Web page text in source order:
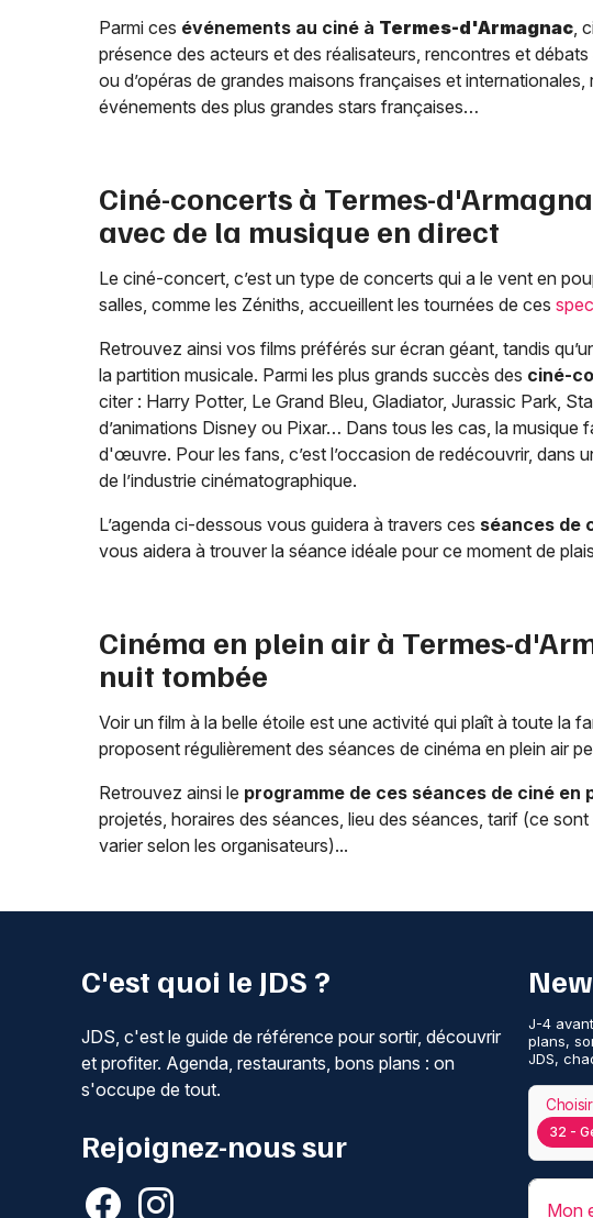
Parmi ces événements au ciné à Termes-d'Armagnac,
présence des acteurs et des réalisateurs, rencontres et
ou d’opéras de grandes maisons françaises et
événements des plus grandes stars françaises…
Ciné-concerts à Termes-
avec de la musique en direct
Le ciné-concert, c’est un type de concerts qui a le vent en
salles, comme les Zéniths, accueillent les tournées de ces
Retrouvez ainsi vos films préférés sur écran géant, tandis
la partition musicale. Parmi les plus grands succès des ciné-
citer : Harry Potter, Le Grand Bleu, Gladiator, Jurassic Park,
d’animations Disney ou Pixar… Dans tous les cas, la
d'œuvre. Pour les fans, c’est l’occasion de redécouvrir, dans
de l’industrie cinématographique.
L’agenda ci-dessous vous guidera à travers ces séances de
vous aidera à trouver la séance idéale pour ce moment de
Cinéma en plein air à Termes-
nuit tombée
Voir un film à la belle étoile est une activité qui plaît à toute la
proposent régulièrement des séances de cinéma en plein air
Retrouvez ainsi le programme de ces séances de ciné en
projetés, horaires des séances, lieu des séances, tarif (ce
varier selon les organisateurs)...
C'est quoi le JDS ?
JDS, c'est le guide de référence pour sortir, découvrir
et profiter. Agenda, restaurants, bons plans : on
s'occupe de tout.
Rejoignez-nous sur
J-4
plans,
JDS,
32 -
Mon